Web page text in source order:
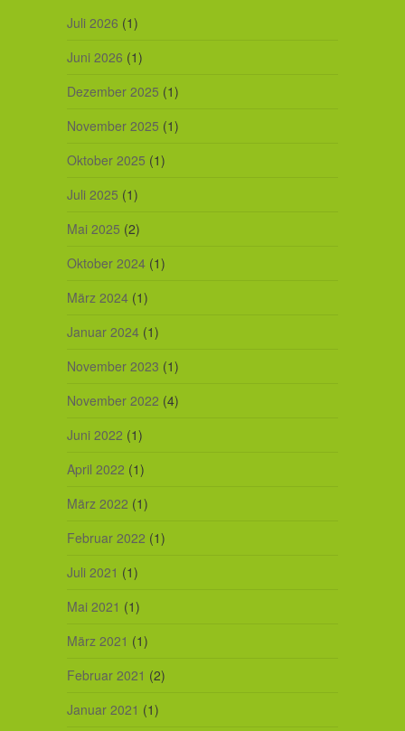
Juli 2026 (1)
Juni 2026 (1)
Dezember 2025 (1)
November 2025 (1)
Oktober 2025 (1)
Juli 2025 (1)
Mai 2025 (2)
Oktober 2024(1)
März 2024(1)
Januar 2024(1)
November 2023 (1)
November 2022 (4)
Juni 2022 (1)
April 2022 (1)
März 2022 (1)
Februar 2022 (1)
Juli 2021 (1)
Mai 2021 (1)
März 2021 (1)
Februar 2021 (2)
Januar 2021 (1)